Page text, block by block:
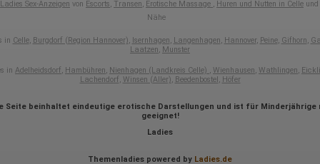
Europäische Union
6 Abs. 1 S. 1 lit. a DSGVO
Ladies Sex-Anzeigen von Escorts, Transen, Erotische Massage , Huren und Nutten in Celle
Nähe
in Celle, Burgdorf (Region Hannover), Isernhagen, Langenhagen, Hannover, Peine, Gifhorn,
Laatzen, Munster
in Adelheidsdorf, Hambühren, Nienhagen (Landkreis Celle) , Wienhausen, Wathlingen,
Lachendorf, Winsen (Aller), Beedenbostel, Höfer
Seite beinhaltet eindeutige erotische Darstellungen und ist für Minderjährige
geeignet!
Ladies
Themenladies powered by Ladies.de